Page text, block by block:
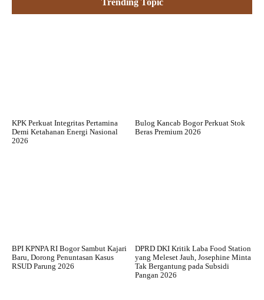
Trending Topic
KPK Perkuat Integritas Pertamina
Demi Ketahanan Energi Nasional
2026
Bulog Kancab Bogor Perkuat Stok
Beras Premium 2026
BPI KPNPA RI Bogor Sambut Kajari
Baru, Dorong Penuntasan Kasus
RSUD Parung 2026
DPRD DKI Kritik Laba Food Station
yang Meleset Jauh, Josephine Minta
Tak Bergantung pada Subsidi
Pangan 2026